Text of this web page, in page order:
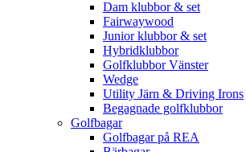
Dam klubbor & set
Fairwaywood
Junior klubbor & set
Hybridklubbor
Golfklubbor Vänster
Wedge
Utility Järn & Driving Irons
Begagnade golfklubbor
Golfbagar
Golfbagar på REA